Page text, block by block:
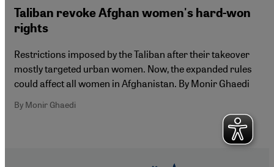
Taliban revoke Afghan women's hard-won
rights
Restrictions imposed by the Taliban after their takeover
mostly targeted urban women. Now, the expanded rules
could affect all women in Afghanistan. By Monir Ghaedi
By Monir Ghaedi